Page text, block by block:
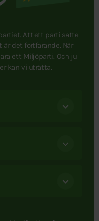
Att ett parti satte
det fortfarande. När
ett Miljöparti. Och ju
kan vi uträtta.